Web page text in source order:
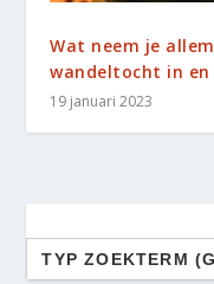
Wat neem je
wandeltocht in en
19 januari 2023
Zoek
naar: